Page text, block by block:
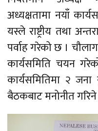
अध्यक्षतामा नयाँ
यस्ले राष्ट्रीय तथा
पर्वाह गरेको छ ।
कार्यसमिति चयन
कार्यसमितिमा २
बैठकबाट मनोनीत